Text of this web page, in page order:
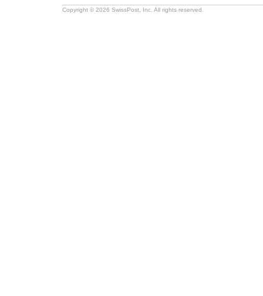
Copyright © 2026 SwissPost, Inc. All rights reserved.